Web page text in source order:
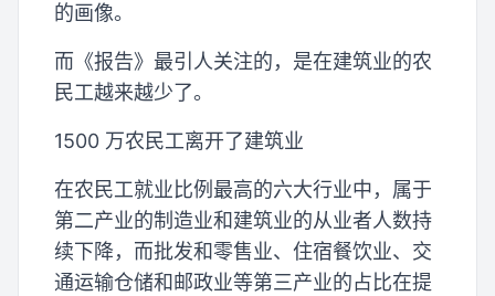
的画像。
而《报告》最引人关注的，是在建筑业的农
民工越来越少了。
1500 万农民工离开了建筑业
在农民工就业比例最高的六大行业中，属于
第二产业的制造业和建筑业的从业者人数持
续下降，而批发和零售业、住宿餐饮业、交
通运输仓储和邮政业等第三产业的占比在提